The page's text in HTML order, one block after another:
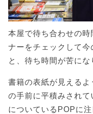
本屋で待ち合わせの
ナーをチェックして
と、待ち時間が苦にな
書籍の表紙が見える
の手前に平積みされ
についているPOPに